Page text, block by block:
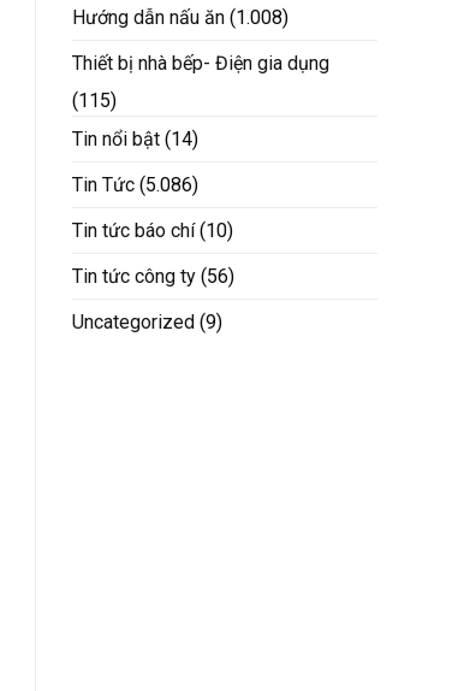
Hướng dẫn nấu ăn (1.008)
Thiết bị nhà bếp- Điện gia dụng
(115)
Tin nổi bật (14)
Tin Tức (5.086)
Tin tức báo chí(10)
Tin tức công ty (56)
Uncategorized (9)